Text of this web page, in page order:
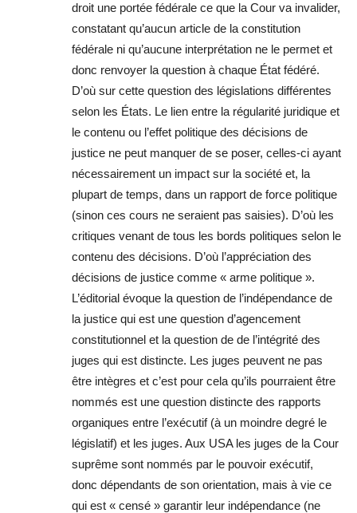
droit une portée fédérale ce que la Cour va invalider,
constatant qu’aucun article de la constitution
fédérale ni qu’aucune interprétation ne le permet et
donc renvoyer la question à chaque État fédéré.
D’où sur cette question des législations différentes
selon les États. Le lien entre la régularité juridique et
le contenu ou l’effet politique des décisions de
justice ne peut manquer de se poser, celles-ci ayant
nécessairement un impact sur la société et, la
plupart de temps, dans un rapport de force politique
(sinon ces cours ne seraient pas saisies). D’où les
critiques venant de tous les bords politiques selon le
contenu des décisions. D’où l’appréciation des
décisions de justice comme « arme politique ».
L’éditorial évoque la question de l’indépendance de
la justice qui est une question d’agencement
constitutionnel et la question de de l’intégrité des
juges qui est distincte. Les juges peuvent ne pas
être intègres et c’est pour cela qu’ils pourraient être
nommés est une question distincte des rapports
organiques entre l’exécutif (à un moindre degré le
législatif) et les juges. Aux USA les juges de la Cour
suprême sont nommés par le pouvoir exécutif,
donc dépendants de son orientation, mais à vie ce
qui est « censé » garantir leur indépendance (ne